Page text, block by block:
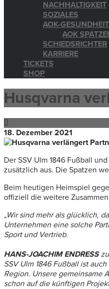
NACHHALTIGKEIT
SOZIALES
AOK-
AOK
SCHIEDSRICHTER
KARRIERE
TICKETS
SHOP
Husqvarna
18. Dezember 2021
Der SSV Ulm 1846 Fußball
zusätzlich aus. Die Spatzen
Beim heutigen Heimspiel
offiziell die weitere
„Wir sind mehr als glücklich,
Unternehmen eine solche
Sport und Vertrieb.
HANS-JOACHIM ENDRESS
SSV Ulm 1846 Fußball ist
Region. Unsere gemeinsame
schon auf die künftigen